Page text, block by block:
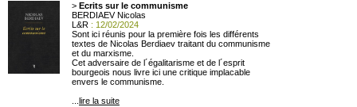
> Ecrits sur le communisme
BERDIAEV Nicolas
L&R : 12/02/2024
Sont ici réunis pour la première fois les différents
textes de Nicolas Berdiaev traitant du communisme
et du marxisme.
Cet adversaire de l´égalitarisme et de l´esprit
bourgeois nous livre ici une critique implacable
envers le communisme.
lire la suite